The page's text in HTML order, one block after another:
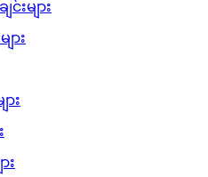
းများ
ား
း
း